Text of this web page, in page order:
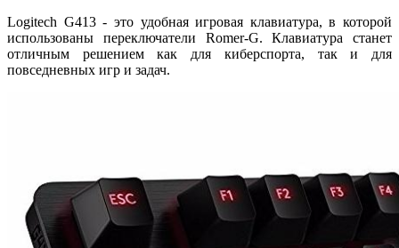
Logitech G413 - это удобная игровая клавиатура, в которой
использованы переключатели Romer-G. Клавиатура станет
отличным решением как для киберспорта, так и для
повседневных игр и задач.